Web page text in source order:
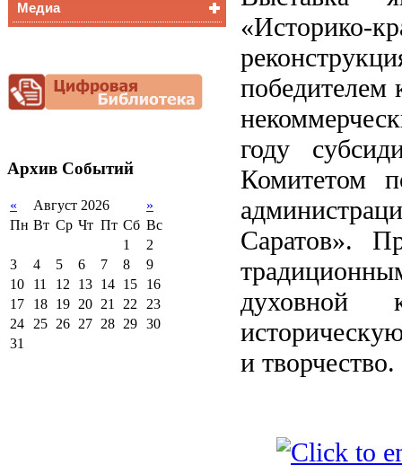
Снижение
документационной
нагрузки
Медиа
Архив Событий
« Август 2026
»
Пн Вт Ср Чт Пт Сб Вс
1
2
3
4 5 6 7 8
9
10
11 12 13 14 15
16
17
18 19 20 21 22 23
24 25 26 27 28 29 30
31
«Историко-
победителем
году
Комитетом
Саратов».
духовной
и творчество.